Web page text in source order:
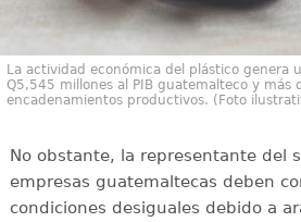
La actividad económica del plástico genera
Q5,545 millones al PIB guatemalteco y más
encadenamientos productivos. (Foto
No obstante, la representante del
empresas guatemaltecas deben
condiciones desiguales debido a